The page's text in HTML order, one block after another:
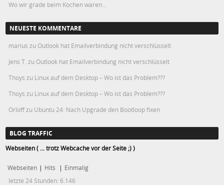
Wo wir grade beim Kochen waren…
NEUESTE KOMMENTARE
marius zu Outlook hat Emailverbindung nicht verschlüsselt
Jens T. zu Outlook hat Emailverbindung nicht verschlüsselt
Thoys zu Linux auf dem Desktop – Wo ist das Problem???
Thoys zu Linux auf dem Desktop – Wo ist das Problem???
Orloffzu Ubuntu 24: Nach Upgrade den Bootloop fixen
BLOG TRAFFIC
Webseiten ( ... trotz Webcache vor der Seite ;) )
Webseiten | Hits | Einmalig
letzte 24 Stunden:6.146